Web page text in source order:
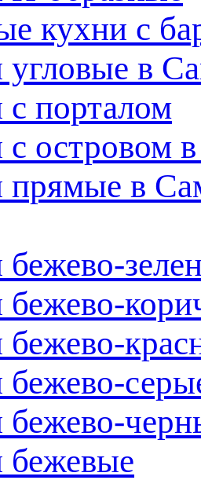
кухни с
в
порталом
островом
прямые в
бежево-
бежевые